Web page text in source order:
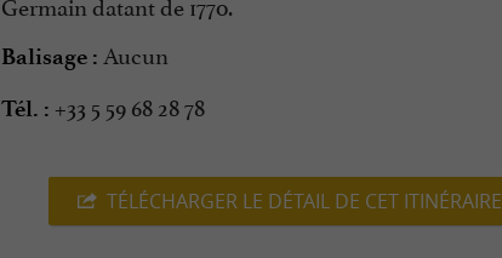
Balisage : Aucun
Tél. : +33 5 59 68 28 78
TÉLÉCHARGER LE DÉTAIL DE CET ITINÉRAIRE